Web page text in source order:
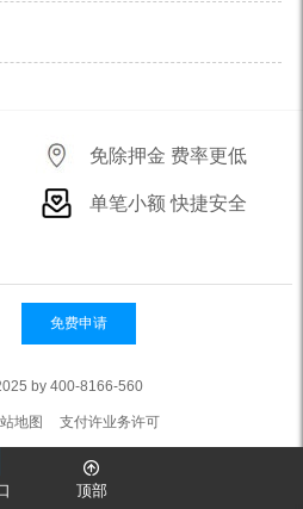
免除押金 费率更低
单笔小额 快捷安全
免费申请
by 400-8166-560
地图 支付许业务许可
顶部